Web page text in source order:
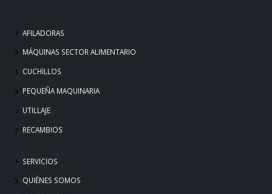
AFILADORAS
MÁQUINAS SECTOR ALIMENTARIO
CUCHILLOS
PEQUEÑA MAQUINARIA
UTILLAJE
RECAMBIOS
SERVICIOS
QUIÉNES SOMOS